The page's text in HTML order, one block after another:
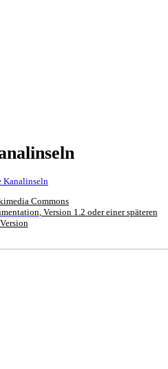
Commons
, Version 1.2 oder einer späteren
Version